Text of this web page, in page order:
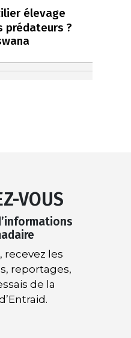
élevage
prédateurs ?
VOUS
recevez les
reportages,
de la